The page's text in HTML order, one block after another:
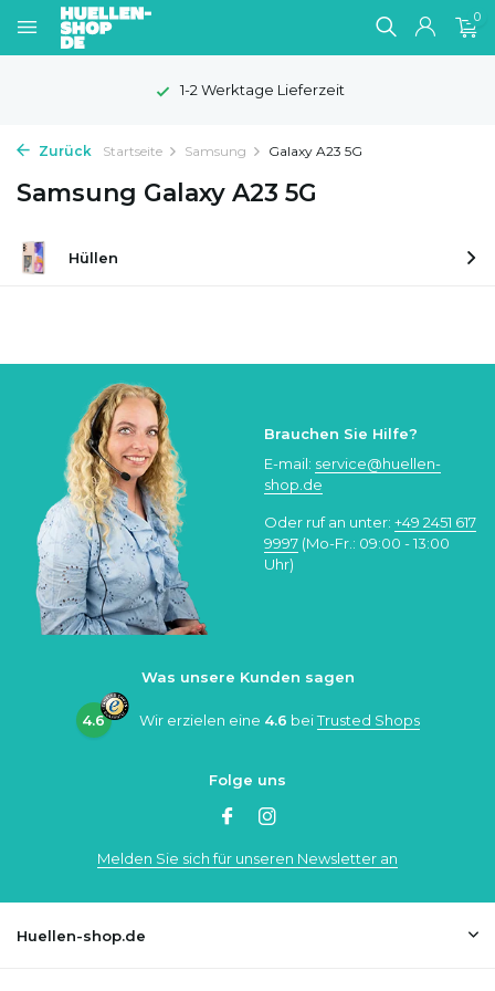
0
1-2 Werktage Lieferzeit
Zurück Startseite Samsung Galaxy A23 5G
Samsung Galaxy A23 5G
Hüllen
Brauchen Sie Hilfe?
E-mail: service@huellen-
shop.de
Oder ruf an unter: +49 2451 617
9997 (Mo-Fr.: 09:00 - 13:00
Uhr)
Was unsere Kunden sagen
4.6 Wir erzielen eine 4.6 beiTrusted Shops
Folge uns
Melden Sie sich für unseren Newsletter an
Huellen-shop.de